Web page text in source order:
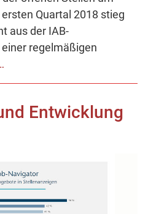
Quartal 2018 stieg
aus der IAB-
regelmäßigen
Entwicklung